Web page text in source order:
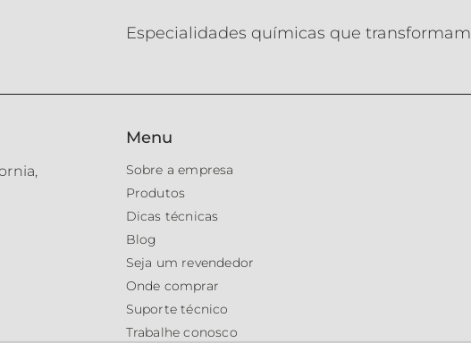
Especialidades químicas que transformam
Menu
Sobre a empresa
Produtos
Dicas técnicas
Blog
Seja um revendedor
Onde comprar
Suporte técnico
Trabalhe conosco